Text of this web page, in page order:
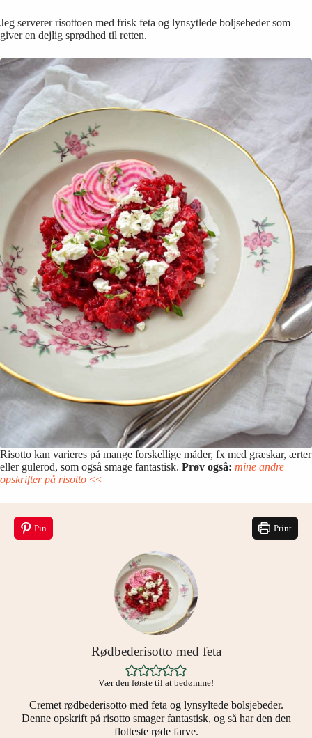
Jeg serverer risottoen med frisk feta og lynsytlede boljsebeder som
giver en dejlig sprødhed til retten.
Risotto kan varieres på mange forskellige måder, fx med græskar, ærter
eller gulerod, som også smage fantastisk. Prøv også: mine andre
opskrifter på risotto <<
Pin Print
Rødbederisotto med feta
Vær den første til at bedømme!
Cremet rødbederisotto med feta og lynsyltede bolsjebeder.
Denne opskrift på risotto smager fantastisk, og så har den den
flotteste røde farve.